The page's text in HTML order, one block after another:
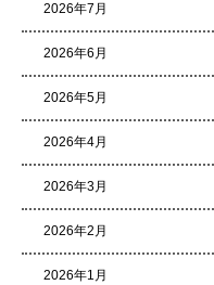
2026年7月
2026年6月
2026年5月
2026年4月
2026年3月
2026年2月
2026年1月